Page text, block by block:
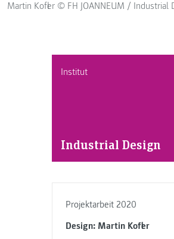
Institut
Industrial Design
Projektarbeit 2020
Design: Martin Kofler
Martin Kofler © FH JOANNEUM / Industrial